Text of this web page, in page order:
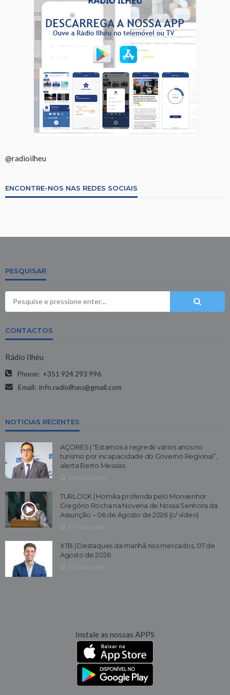
@radioilheu
ENCONTRE-NOS NAS REDES SOCIAIS
PESQUISAR
CONTACTOS
Rádio Ilhéu
Phone: +351 924 293 996
Email: info.radioilheu@gmail.com
NOTICIAS RECENTES
AÇORES | “Estamos a regredir vários anos no
turismo por incapacidade do Governo Regional”,
alerta Berto Messias
TURLOCK | Homilia proferida pelo Monsenhor
Gregório Rocha na Novena de Nossa Senhora da
Assunção – 06 de Agosto de 2026 (c/ vídeo)
XTB | Destaques da manhã nos mercados, 07 de
Agosto de 2026
Instale as nossas APPS